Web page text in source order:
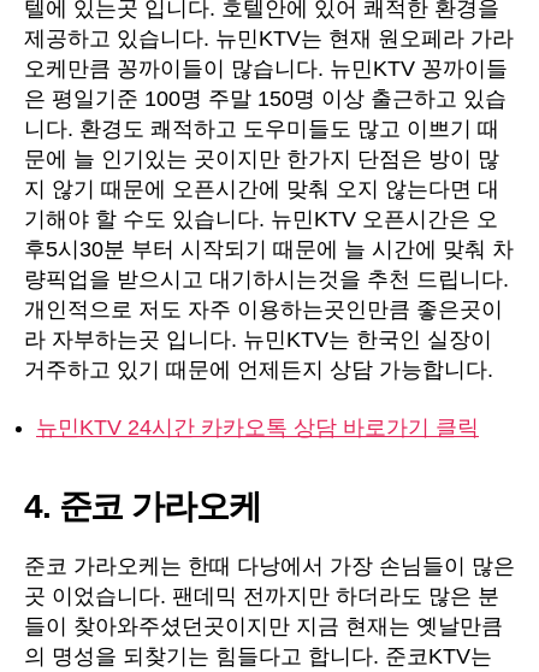
텔에 있는곳 입니다. 호텔안에 있어 쾌적한 환경을
제공하고 있습니다. 뉴민KTV는 현재 원오페라 가라
오케만큼 꽁까이들이 많습니다. 뉴민KTV 꽁까이들
은 평일기준 100명 주말 150명 이상 출근하고 있습
니다. 환경도 쾌적하고 도우미들도 많고 이쁘기 때
문에 늘 인기있는 곳이지만 한가지 단점은 방이 많
지 않기 때문에 오픈시간에 맞춰 오지 않는다면 대
기해야 할 수도 있습니다. 뉴민KTV 오픈시간은 오
후5시30분 부터 시작되기 때문에 늘 시간에 맞춰 차
량픽업을 받으시고 대기하시는것을 추천 드립니다.
개인적으로 저도 자주 이용하는곳인만큼 좋은곳이
라 자부하는곳 입니다. 뉴민KTV는 한국인 실장이
거주하고 있기 때문에 언제든지 상담 가능합니다.
뉴민KTV 24시간 카카오톡 상담 바로가기 클릭
4. 준코 가라오케
준코 가라오케는 한때 다낭에서 가장 손님들이 많은
곳 이었습니다. 팬데믹 전까지만 하더라도 많은 분
들이 찾아와주셨던곳이지만 지금 현재는 옛날만큼
의 명성을 되찾기는 힘들다고 합니다. 준코KTV는